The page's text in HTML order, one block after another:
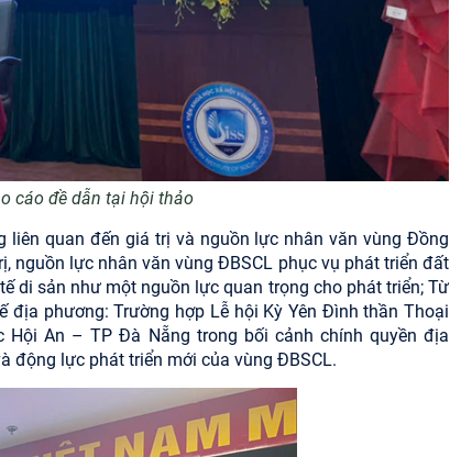
cáo đề dẫn tại hội thảo
liên quan đến giá trị và nguồn lực nhân văn vùng Đồng
nguồn lực nhân văn vùng ĐBSCL phục vụ phát triển đất
di sản như một nguồn lực quan trọng cho phát triển; Từ
phương: Trường hợp Lễ hội Kỳ Yên Đình thần Thoại
Hội An – TP Đà Nẵng trong bối cảnh chính quyền địa
động lực phát triển mới của vùng ĐBSCL.